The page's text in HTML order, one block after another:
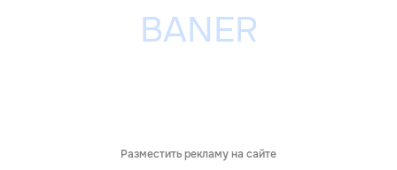
Разместить рекламу на сайте